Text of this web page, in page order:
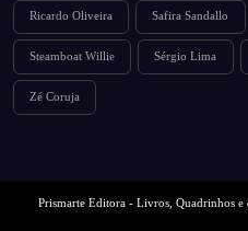
Ricardo Oliveira Safira Sandallo
Steamboat Willie Sérgio Lima
Zé Coruja
Prismarte Editora - Livros, Quadrinhos e